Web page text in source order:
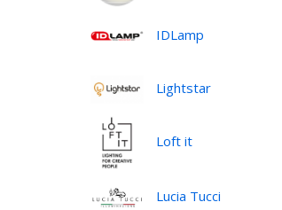
IDLamp
Lightstar
Loft it
Lucia Tucci